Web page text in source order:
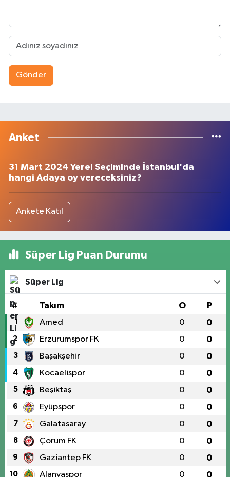
Gönder
Anket
31 Mart 2024 Yerel Seçiminde İstanbul'da
hangi Adaya oy vereceksiniz?
Ankete Katıl
Süper Lig Puan Durumu
Süper Lig
# Takım O P
1 Amed 0 0
2 Erzurumspor FK 0 0
3 Başakşehir 0 0
4 Kocaelispor 0 0
5 Beşiktaş 0 0
6 Eyüpspor 0 0
7 Galatasaray 0 0
8 Çorum FK 0 0
9 Gaziantep FK 0 0
10 Alanyaspor 0 0